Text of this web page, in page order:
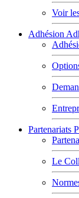
Voir
Adhésion
Partenariats
Le